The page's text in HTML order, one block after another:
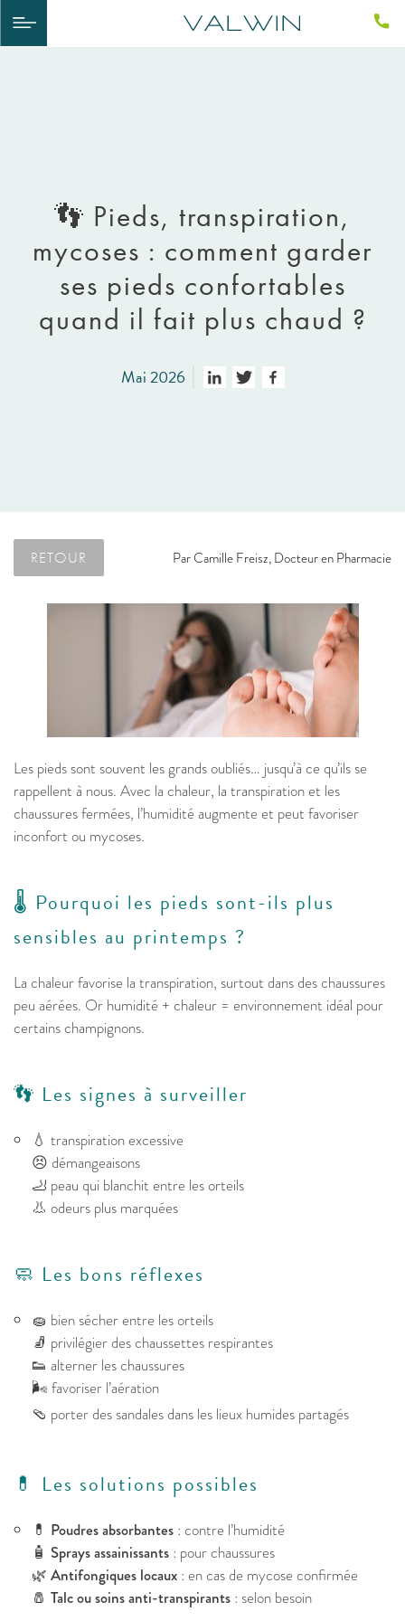
👣 Pieds, transpiration,
mycoses : comment garder
ses pieds confortables
quand il fait plus chaud ?
Mai 2026
RETOUR ParCamille Freisz, Docteur en Pharmacie
Les pieds sont souvent les grands oubliés… jusqu’à ce qu’ils se
rappellent à nous. Avec la chaleur, la transpiration et les
chaussures fermées, l’humidité augmente et peut favoriser
inconfort ou mycoses.
🌡️ Pourquoi les pieds sont-ils plus
sensibles au printemps ?
La chaleur favorise la transpiration, surtout dans des chaussures
peu aérées. Or humidité + chaleur = environnement idéal pour
certains champignons.
👣 Les signes à surveiller
💧 transpiration excessive
😣 démangeaisons
🦶 peau qui blanchit entre les orteils
👃 odeurs plus marquées
🧼 Les bons réflexes
🧽 bien sécher entre les orteils
🧦 privilégier des chaussettes respirantes
👟 alterner les chaussures
🌬️ favoriser l’aération
🩴 porter des sandales dans les lieux humides partagés
💊 Les solutions possibles
💊 Poudres absorbantes : contre l’humidité
🧴 Sprays assainissants : pour chaussures
🌿 Antifongiques locaux : en cas de mycose confirmée
🧂 Talc ou soins anti-transpirants : selon besoin